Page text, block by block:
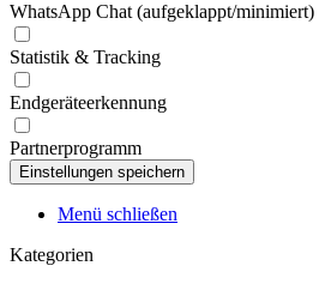
WhatsApp Chat (aufgeklappt/minimiert)
Statistik & Tracking
Endgeräteerkennung
Partnerprogramm
Menü schließen
Kategorien